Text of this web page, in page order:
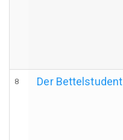
8 Der Bettelstudent